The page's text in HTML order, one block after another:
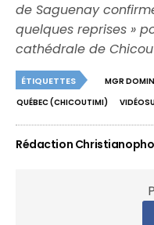
de Saguenay
quelques reprises »
cathédrale de
ÉTIQUETTES
MGR
QUÉBEC (CHICOUTIMI)
Rédaction